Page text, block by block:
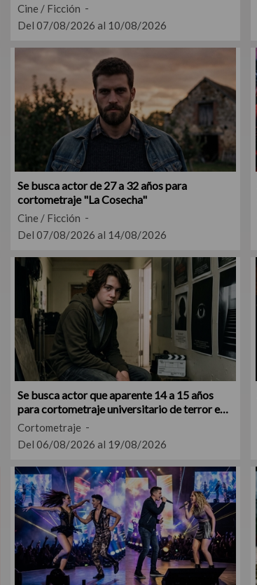
Aires
Cine / Ficción
Del 07/08/2026 al 10/08/2026
Se busca actor de 27 a 32 años para
cortometraje "La Cosecha"
Cine / Ficción
Del 07/08/2026 al 14/08/2026
Se busca actor que aparente 14 a 15 años
para cortometraje universitario de terror en
CABA
Cortometraje
Del 06/08/2026 al 19/08/2026